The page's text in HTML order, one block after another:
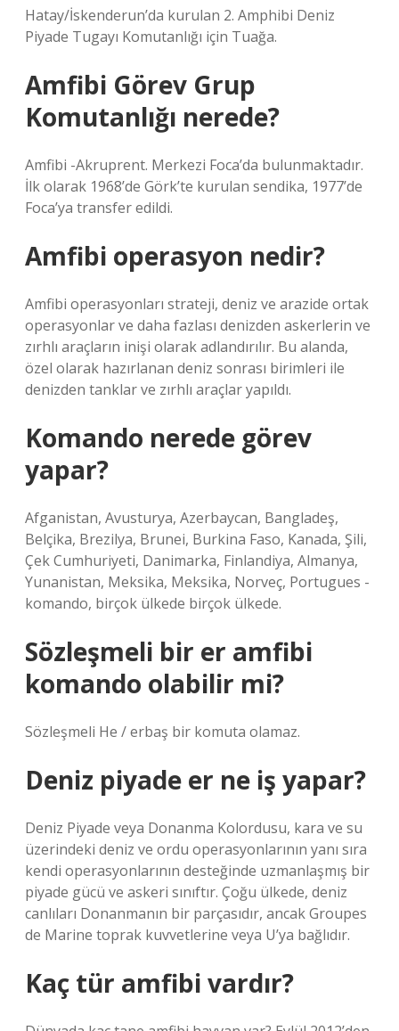
Hatay/İskenderun’da kurulan 2. Amphibi Deniz
Piyade Tugayı Komutanlığı için Tuağa.
Amfibi Görev Grup
Komutanlığı nerede?
Amfibi -Akruprent. Merkezi Foca’da bulunmaktadır.
İlk olarak 1968’de Görk’te kurulan sendika, 1977’de
Foca’ya transfer edildi.
Amfibi operasyon nedir?
Amfibi operasyonları strateji, deniz ve arazide ortak
operasyonlar ve daha fazlası denizden askerlerin ve
zırhlı araçların inişi olarak adlandırılır. Bu alanda,
özel olarak hazırlanan deniz sonrası birimleri ile
denizden tanklar ve zırhlı araçlar yapıldı.
Komando nerede görev
yapar?
Afganistan, Avusturya, Azerbaycan, Bangladeş,
Belçika, Brezilya, Brunei, Burkina Faso, Kanada, Şili,
Çek Cumhuriyeti, Danimarka, Finlandiya, Almanya,
Yunanistan, Meksika, Meksika, Norveç, Portugues -
komando, birçok ülkede birçok ülkede.
Sözleşmeli bir er amfibi
komando olabilir mi?
Sözleşmeli He / erbaş bir komuta olamaz.
Deniz piyade er ne iş yapar?
Deniz Piyade veya Donanma Kolordusu, kara ve su
üzerindeki deniz ve ordu operasyonlarının yanı sıra
kendi operasyonlarının desteğinde uzmanlaşmış bir
piyade gücü ve askeri sınıftır. Çoğu ülkede, deniz
canlıları Donanmanın bir parçasıdır, ancak Groupes
de Marine toprak kuvvetlerine veya U’ya bağlıdır.
Kaç tür amfibi vardır?